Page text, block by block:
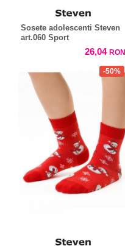
Sosete adolescenti Steven
art.060 Sport
26,04 RON
-50%